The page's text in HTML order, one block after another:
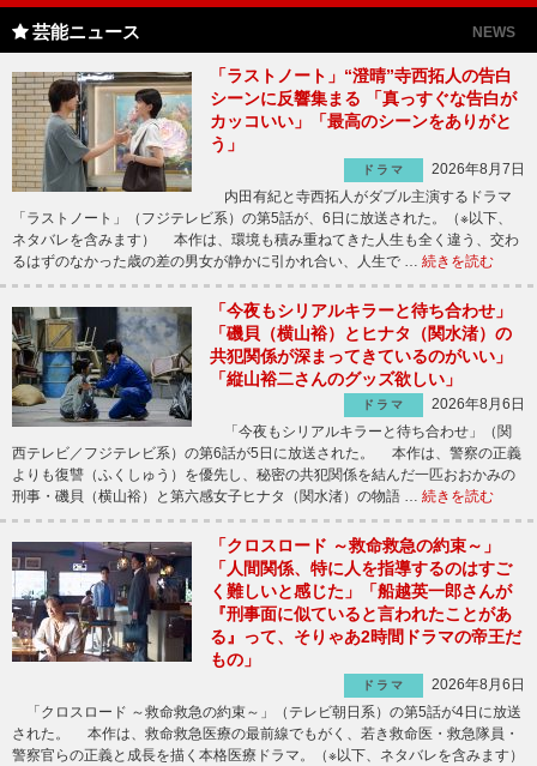
芸能ニュース NEWS
「ラストノート」“澄晴”寺西拓人の告白
シーンに反響集まる 「真っすぐな告白が
カッコいい」「最高のシーンをありがと
う」
ドラマ
2026年8月7日
内田有紀と寺西拓人がダブル主演するドラマ
「ラストノート」（フジテレビ系）の第5話が、6日に放送された。（※以下、
ネタバレを含みます） 本作は、環境も積み重ねてきた人生も全く違う、交わ
るはずのなかった歳の差の男女が静かに引かれ合い、人生で … 続きを読む
「今夜もシリアルキラーと待ち合わせ」
「磯貝（横山裕）とヒナタ（関水渚）の
共犯関係が深まってきているのがいい」
「縦山裕二さんのグッズ欲しい」
ドラマ
2026年8月6日
「今夜もシリアルキラーと待ち合わせ」（関
西テレビ／フジテレビ系）の第6話が5日に放送された。 本作は、警察の正義
よりも復讐（ふくしゅう）を優先し、秘密の共犯関係を結んだ一匹おおかみの
刑事・磯貝（横山裕）と第六感女子ヒナタ（関水渚）の物語 … 続きを読む
「クロスロード ～救命救急の約束～」
「人間関係、特に人を指導するのはすご
く難しいと感じた」「船越英一郎さんが
『刑事面に似ていると言われたことがあ
る』って、そりゃあ2時間ドラマの帝王だ
もの」
ドラマ
2026年8月6日
「クロスロード ～救命救急の約束～」（テレビ朝日系）の第5話が4日に放送
された。 本作は、救命救急医療の最前線でもがく、若き救命医・救急隊員・
警察官らの正義と成長を描く本格医療ドラマ。（※以下、ネタバレを含みます）